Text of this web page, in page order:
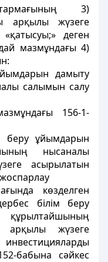
3)
арқылы жүзеге
деген
мазмұндағы 4)
дамыту
салымын салу
156-1-
беру ұйымдарын
нысаналы
асырылатын
көзделген
білім беру
жүзеге
бабына сәйкес